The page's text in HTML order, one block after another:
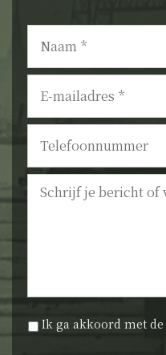
Naam *
E-
mailadres *
Telefoonnummer
Bericht
Privacyverklaring *
Ik ga akkoord met de